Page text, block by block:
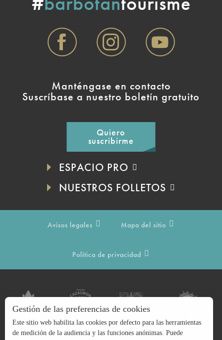
Manténgase en contacto
Suscríbase a nuestro boletín gratuito
Quiero
suscribirme
ESPACIO PRO
NUESTROS FOLLETOS
Avisos legales Mapa del sitio
Política de privacidad
Gestión de las preferencias de cookies
Este sitio web habilita las cookies por defecto para las herramientas
de medición de la audiencia y las funciones anónimas. Puede